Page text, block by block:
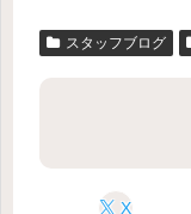
スタッフブログ
X